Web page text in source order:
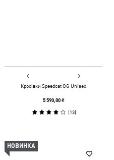
Кросівки Speedcat OG Unisex
5 590,00 ₴
(13)
НОВИНКА